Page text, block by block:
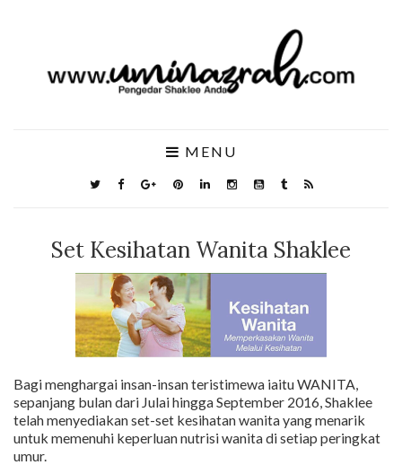
MENU
Set Kesihatan Wanita Shaklee
Bagi menghargai insan-insan teristimewa iaitu WANITA,
sepanjang bulan dari Julai hingga September 2016, Shaklee
telah menyediakan set-set kesihatan wanita yang menarik
untuk memenuhi keperluan nutrisi wanita di setiap peringkat
umur.